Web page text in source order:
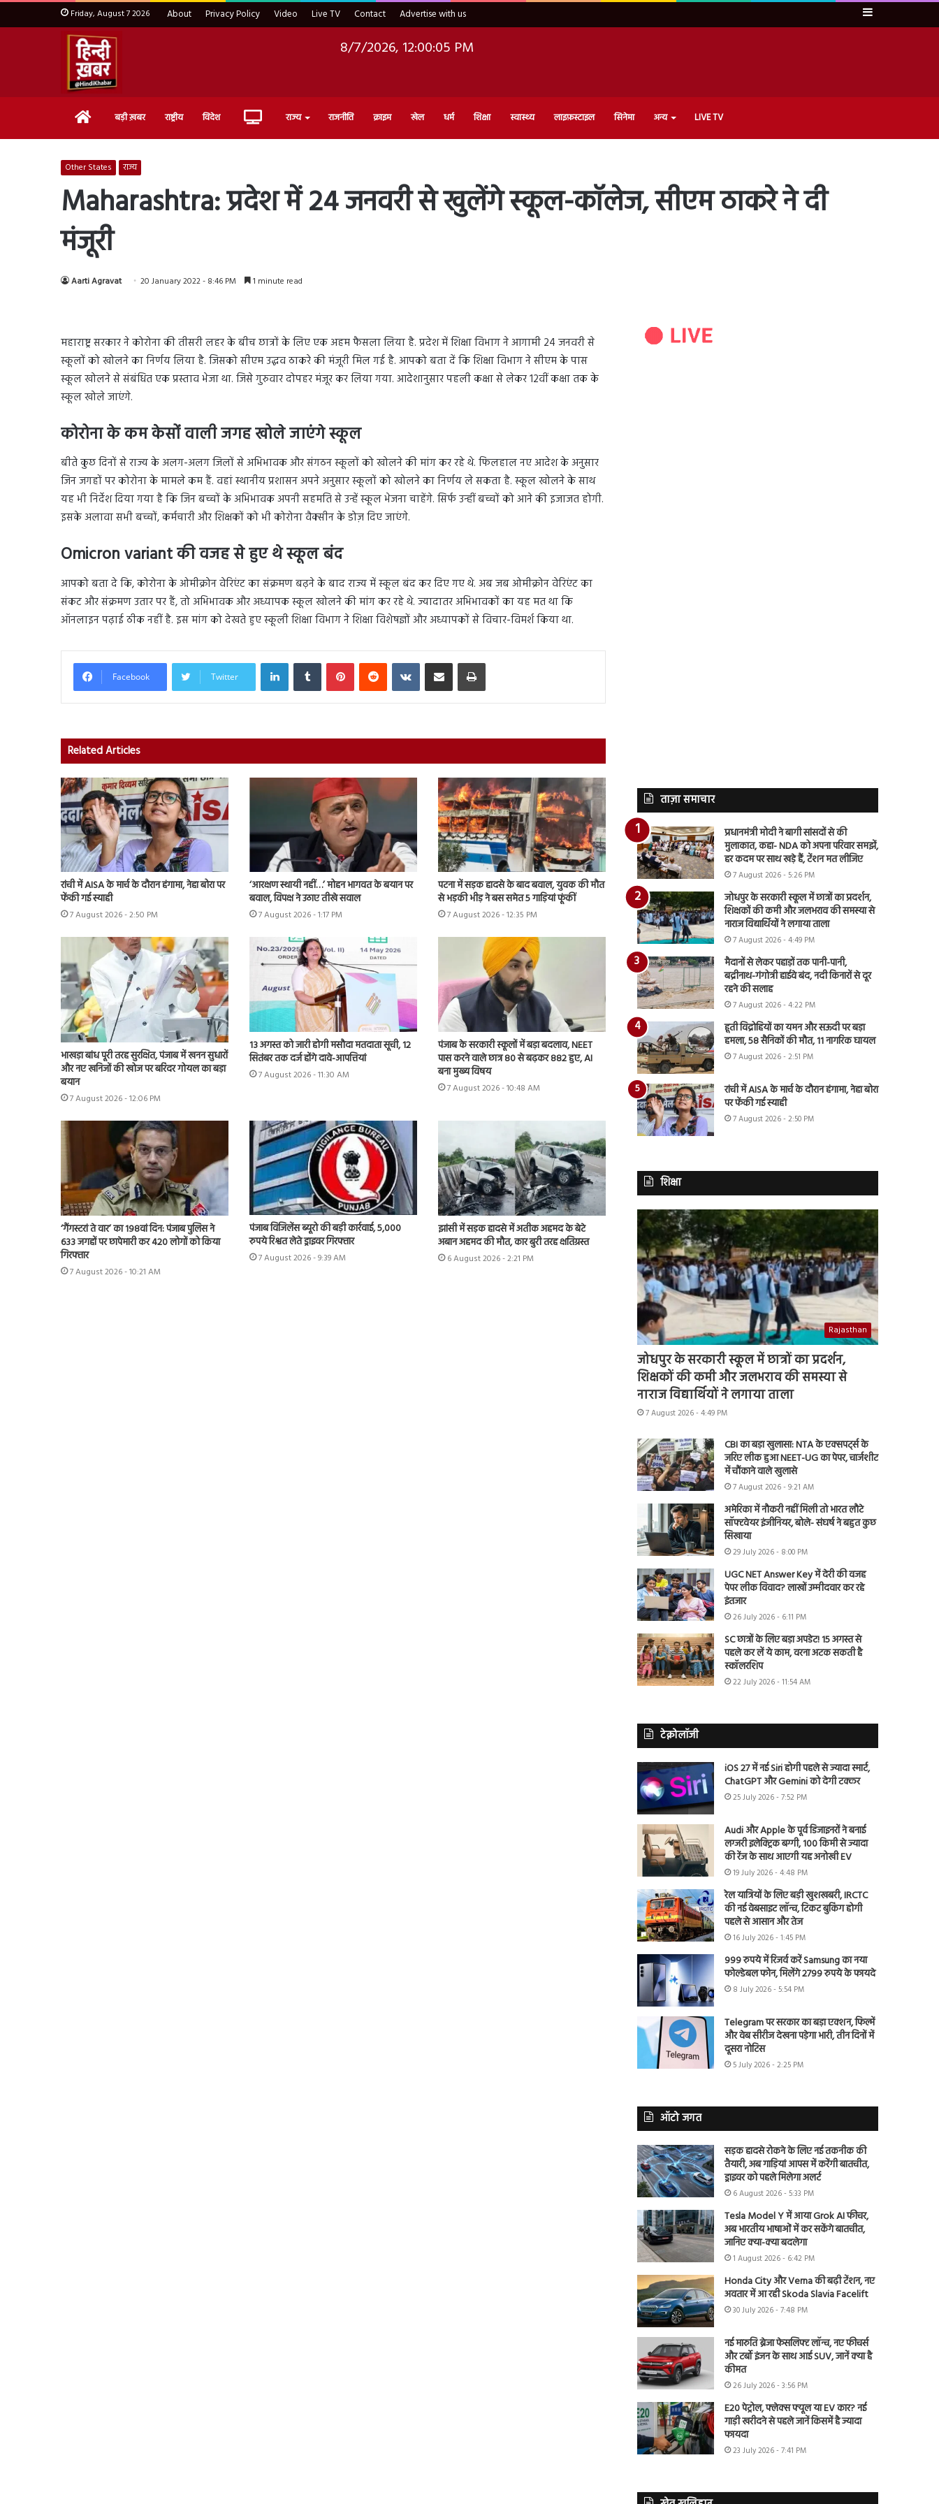
Friday, August 7 2026 About Privacy Policy Video Live TV Contact Advertise with us Sidebar
8/7/2026, 12:00:06 PM
Home बड़ी ख़बर राष्ट्रीय विदेश Live राज्य राजनीति क्राइम खेल धर्म शिक्षा स्वास्थ्य लाइफ़स्टाइल सिनेमा अन्य LIVE TV
Other States राज्य
Maharashtra: प्रदेश में 24 जनवरी से खुलेंगे स्कूल-कॉलेज, सीएम ठाकरे ने दी
मंजूरी
Aarti Agravat 20 January 2022 - 8:46 PM 1 minute read
महाराष्ट्र सरकार ने कोरोना की तीसरी लहर के बीच छात्रों के लिए एक अहम फैसला लिया है. प्रदेश में शिक्षा विभाग ने आगामी 24 जनवरी से
स्कूलों को खोलने का निर्णय लिया है. जिसको सीएम उद्धव ठाकरे की मंजूरी मिल गई है. आपको बता दें कि शिक्षा विभाग ने सीएम के पास
स्कूल खोलने से संबंधित एक प्रस्ताव भेजा था. जिसे गुरुवार दोपहर मंजूर कर लिया गया. आदेशानुसार पहली कक्षा से लेकर 12वीं कक्षा तक के
स्कूल खोले जाएंगे.
कोरोना के कम केसों वाली जगह खोले जाएंगे स्कूल
बीते कुछ दिनों से राज्य के अलग-अलग जिलों से अभिभावक और संगठन स्कूलों को खोलने की मांग कर रहे थे. फिलहाल नए आदेश के अनुसार
जिन जगहों पर कोरोना के मामले कम हैं. वहां स्थानीय प्रशासन अपने अनुसार स्कूलों को खोलने का निर्णय ले सकता है. स्कूल खोलने के साथ
यह भी निर्देश दिया गया है कि जिन बच्चों के अभिभावक अपनी सहमति से उन्हें स्कूल भेजना चाहेंगे. सिर्फ उन्हीं बच्चों को आने की इजाजत होगी.
इसके अलावा सभी बच्चों, कर्मचारी और शिक्षकों को भी कोरोना वैक्सीन के डोज़ दिए जाएंगे.
Omicron variant की वजह से हुए थे स्कूल बंद
आपको बता दे कि, कोरोना के ओमीक्रोन वेरिएंट का संक्रमण बढ़ने के बाद राज्य में स्कूल बंद कर दिए गए थे. अब जब ओमीक्रोन वेरिएंट का
संकट और संक्रमण उतार पर हैं, तो अभिभावक और अध्यापक स्कूल खोलने की मांग कर रहे थे. ज्यादातर अभिभावकों का यह मत था कि
ऑनलाइन पढ़ाई ठीक नहीं है. इस मांग को देखते हुए स्कूली शिक्षा विभाग ने शिक्षा विशेषज्ञों और अध्यापकों से विचार-विमर्श किया था.
Facebook Twitter
LinkedInTumblr PinterestReddit VKontakteShare via Email Print
Related Articles
रांची में AISA के मार्च के दौरान हंगामा, नेहा बोरा पर
फेंकी गई स्याही
7 August 2026 - 2:50 PM
‘आरक्षण स्थायी नहीं…’ मोहन भागवत के बयान पर
बवाल, विपक्ष ने उठाए तीखे सवाल
7 August 2026 - 1:17 PM
पटना में सड़क हादसे के बाद बवाल, युवक की मौत
से भड़की भीड़ ने बस समेत 5 गाड़ियां फूंकीं
7 August 2026 - 12:35 PM
भाखड़ा बांध पूरी तरह सुरक्षित, पंजाब में खनन सुधारों
और नए खनिजों की खोज पर बरिंदर गोयल का बड़ा
बयान
7 August 2026 - 12:06 PM
13 अगस्त को जारी होगी मसौदा मतदाता सूची, 12
सितंबर तक दर्ज होंगे दावे-आपत्तियां
7 August 2026 - 11:30 AM
पंजाब के सरकारी स्कूलों में बड़ा बदलाव, NEET
पास करने वाले छात्र 80 से बढ़कर 882 हुए, AI
बना मुख्य विषय
7 August 2026 - 10:48 AM
‘गैंगस्टरां ते वार’ का 198वां दिन: पंजाब पुलिस ने
633 जगहों पर छापेमारी कर 420 लोगों को किया
गिरफ्तार
7 August 2026 - 10:21 AM
पंजाब विजिलेंस ब्यूरो की बड़ी कार्रवाई, 5,000
रुपये रिश्वत लेते ड्राइवर गिरफ्तार
7 August 2026 - 9:39 AM
झांसी में सड़क हादसे में अतीक अहमद के बेटे
अबान अहमद की मौत, कार बुरी तरह क्षतिग्रस्त
6 August 2026 - 2:21 PM
ताज़ा समाचार
प्रधानमंत्री मोदी ने बागी सांसदों से की
मुलाकात, कहा- NDA को अपना परिवार समझें,
हर कदम पर साथ खड़े हैं, टेंशन मत लीजिए
7 August 2026 - 5:26 PM
जोधपुर के सरकारी स्कूल में छात्रों का प्रदर्शन,
शिक्षकों की कमी और जलभराव की समस्या से
नाराज विद्यार्थियों ने लगाया ताला
7 August 2026 - 4:49 PM
मैदानों से लेकर पहाड़ों तक पानी-पानी,
बद्रीनाथ-गंगोत्री हाईवे बंद, नदी किनारों से दूर
रहने की सलाह
7 August 2026 - 4:22 PM
हूती विद्रोहियों का यमन और सऊदी पर बड़ा
हमला, 58 सैनिकों की मौत, 11 नागरिक घायल
7 August 2026 - 2:51 PM
रांची में AISA के मार्च के दौरान हंगामा, नेहा बोरा
पर फेंकी गई स्याही
7 August 2026 - 2:50 PM
शिक्षा
Rajasthan
जोधपुर के सरकारी स्कूल में छात्रों का प्रदर्शन,
शिक्षकों की कमी और जलभराव की समस्या से
नाराज विद्यार्थियों ने लगाया ताला
7 August 2026 - 4:49 PM
CBI का बड़ा खुलासा: NTA के एक्सपर्ट्स के
जरिए लीक हुआ NEET-UG का पेपर, चार्जशीट
में चौंकाने वाले खुलासे
7 August 2026 - 9:21 AM
अमेरिका में नौकरी नहीं मिली तो भारत लौटे
सॉफ्टवेयर इंजीनियर, बोले- संघर्ष ने बहुत कुछ
सिखाया
29 July 2026 - 8:00 PM
UGC NET Answer Key में देरी की वजह
पेपर लीक विवाद? लाखों उम्मीदवार कर रहे
इंतजार
26 July 2026 - 6:11 PM
SC छात्रों के लिए बड़ा अपडेट! 15 अगस्त से
पहले कर लें ये काम, वरना अटक सकती है
स्कॉलरशिप
22 July 2026 - 11:54 AM
टेक्नोलॉजी
iOS 27 में नई Siri होगी पहले से ज्यादा स्मार्ट,
ChatGPT और Gemini को देगी टक्कर
25 July 2026 - 7:52 PM
Audi और Apple के पूर्व डिजाइनरों ने बनाई
लग्जरी इलेक्ट्रिक बग्गी, 100 किमी से ज्यादा
की रेंज के साथ आएगी यह अनोखी EV
19 July 2026 - 4:48 PM
रेल यात्रियों के लिए बड़ी खुशखबरी, IRCTC
की नई वेबसाइट लॉन्च, टिकट बुकिंग होगी
पहले से आसान और तेज
16 July 2026 - 1:45 PM
999 रुपये में रिजर्व करें Samsung का नया
फोल्डेबल फोन, मिलेंगे 2799 रुपये के फायदे
8 July 2026 - 5:54 PM
Telegram पर सरकार का बड़ा एक्शन, फिल्में
और वेब सीरीज देखना पड़ेगा भारी, तीन दिनों में
दूसरा नोटिस
5 July 2026 - 2:25 PM
ऑटो जगत
सड़क हादसे रोकने के लिए नई तकनीक की
तैयारी, अब गाड़ियां आपस में करेंगी बातचीत,
ड्राइवर को पहले मिलेगा अलर्ट
6 August 2026 - 5:33 PM
Tesla Model Y में आया Grok AI फीचर,
अब भारतीय भाषाओं में कर सकेंगे बातचीत,
जानिए क्या-क्या बदलेगा
1 August 2026 - 6:42 PM
Honda City और Verna की बढ़ी टेंशन, नए
अवतार में आ रही Skoda Slavia Facelift
30 July 2026 - 7:48 PM
नई मारुति ब्रेजा फेसलिफ्ट लॉन्च, नए फीचर्स
और टर्बो इंजन के साथ आई SUV, जानें क्या है
कीमत
26 July 2026 - 3:56 PM
E20 पेट्रोल, फ्लेक्स फ्यूल या EV कार? नई
गाड़ी खरीदने से पहले जानें किसमें है ज्यादा
फायदा
23 July 2026 - 7:41 PM